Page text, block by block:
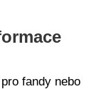
fandy nebo